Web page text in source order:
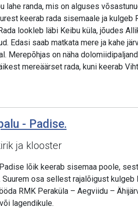
lahe randa, mis on alguses
keerab rada sisemaale ja kulgeb
lookleb läbi Keibu küla, jõudes
Edasi saab matkata mere ja kahe
Merepõhjas on näha
mereäärset rada, kuni keerab
- Padise.
ja klooster
lõik keerab sisemaa poole,
Suurem osa sellest rajalõigust kulgeb
RMK Peraküla – Aegviidu –
lagendikule.